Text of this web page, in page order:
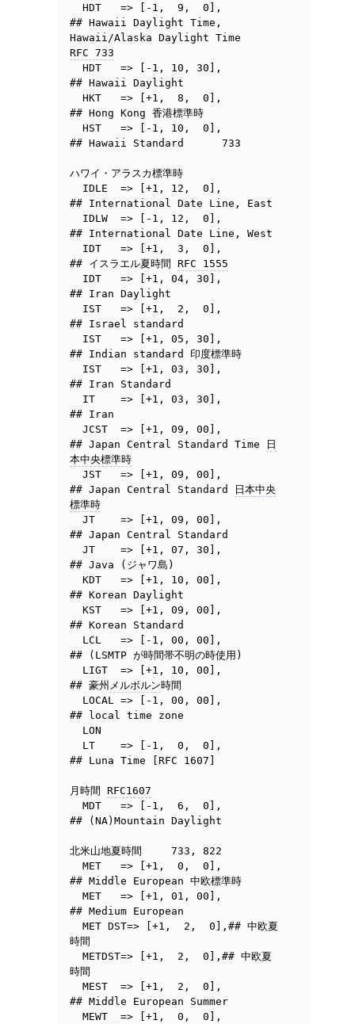
  HDT	=> [-1,  9,  0],
## Hawaii Daylight Time,
RFC 733
  HDT   => [-1, 10, 30],
## Hawaii Daylight
  HKT	=> [+1,  8,  0],
## Hong Kong 香港標準時
  HST	=> [-1, 10,  0],
## Hawaii Standard	733
ハワイ・アラスカ標準時
  IDLE	=> [+1, 12,  0],
## International Date Line, East
  IDLW	=> [-1, 12,  0],
## International Date Line, West
  IDT	=> [+1,  3,  0],
## イスラエル夏時間 RFC 1555
  IDT   => [+1, 04, 30],
## Iran Daylight
  IST	=> [+1,  2,  0],
## Israel standard
  IST	=> [+1, 05, 30],
## Indian standard 印度標準時
  IST   => [+1, 03, 30],
## Iran Standard
  IT	=> [+1, 03, 30],
## Iran
  JCST  => [+1, 09, 00],
## Japan Central Standard Time
日
本中央標準時
  JST	=> [+1, 09, 00],
## Japan Central Standard
日本中央
標準時
  JT	=> [+1, 09, 00],
## Japan Central Standard
  JT	=> [+1, 07, 30],
## Java (ジャワ島)
  KDT	=> [+1, 10, 00],
## Korean Daylight
  KST	=> [+1, 09, 00],
## Korean Standard
  LCL	=> [-1, 00, 00],
## (LSMTP が時間帯不明の時使用)
  LIGT  => [+1, 10, 00],
## 豪州 メルボルン時間
  LOCAL	=> [-1, 00, 00],
## local time zone
  LON
  LT	=> [-1,  0,  0],
## Luna Time [RFC 1607]
月時間 RFC1607
  MDT	=> [-1,  6,  0],
## (NA)Mountain Daylight
北米山地夏時間	733, 822
  MET	=> [+1,  0,  0],
## Middle European 中欧標準時
  MET   => [+1, 01, 00],
## Medium European
  MET DST=> [+1,  2,  0],## 中欧夏
時間
  METDST=> [+1,  2,  0],## 中欧夏
時間
  MEST	=> [+1,  2,  0],
## Middle European Summer
  MEWT	=> [+1,  0,  0],